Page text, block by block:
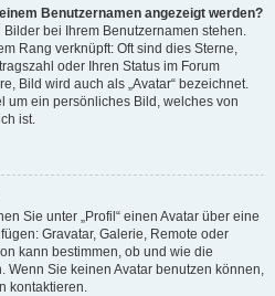
Benutzernamen angezeigt werden?
bei Ihrem Benutzernamen stehen.
Rang verknüpft: Oft sind dies Sterne,
oder Ihren Status im Forum
Bild wird auch als „Avatar“ bezeichnet.
um ein persönliches Bild, welches von
ist.
Sie unter „Profil“ einen Avatar über eine
Gravatar, Galerie, Remote oder
kann bestimmen, ob und wie die
Wenn Sie keinen Avatar benutzen können,
kontaktieren.